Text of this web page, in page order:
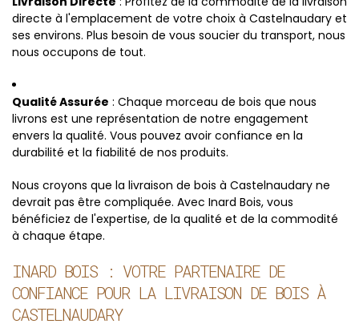
directe à l'emplacement de votre choix à Castelnaudary et
ses environs. Plus besoin de vous soucier du transport, nous
nous occupons de tout.
Qualité Assurée : Chaque morceau de bois que nous
livrons est une représentation de notre engagement
envers la qualité. Vous pouvez avoir confiance en la
durabilité et la fiabilité de nos produits.
Nous croyons que la livraison de bois à Castelnaudary ne
devrait pas être compliquée. Avec Inard Bois, vous
bénéficiez de l'expertise, de la qualité et de la commodité
à chaque étape.
INARD BOIS : VOTRE PARTENAIRE DE
CONFIANCE POUR LA LIVRAISON DE BOIS À
CASTELNAUDARY